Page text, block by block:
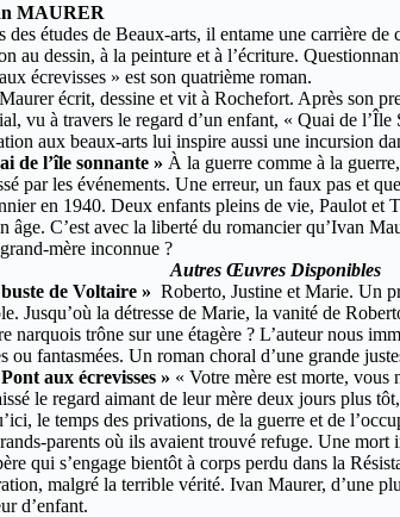
MAURER
des études de Beaux-arts, il entame une carrière de
au dessin, à la peinture et à l’écriture.
écrevisses » est son quatrième roman.
écrit, dessine et vit à Rochefort. Après son
vu à travers le regard d’un enfant, « Quai de
aux beaux-arts lui inspire aussi une incursion
de l’île sonnante » À la guerre comme à la
par les événements. Une erreur, un faux pas et
en 1940. Deux enfants pleins de vie, Paulot et
âge. C’est avec la liberté du romancier qu’Ivan
mère inconnue ?
Autres Œuvres Disponibles
de Voltaire » Roberto, Justine et Marie. Un
Jusqu’où la détresse de Marie, la vanité de
narquois trône sur une étagère ? L’auteur nous
ou fantasmées. Un roman choral d’une grande
aux écrevisses » « Votre mère est morte, vous
le regard aimant de leur mère deux jours plus
le temps des privations, de la guerre et de
parents où ils avaient trouvé refuge. Une
qui s’engage bientôt à corps perdu dans la
malgré la terrible vérité. Ivan Maurer, d’une
d’enfant.